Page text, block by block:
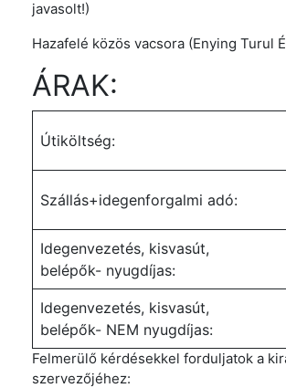
javasolt!)
Hazafelé közös vacsora (Enying Turul
ÁRAK:
Útiköltség:
Szállás+idegenforgalmi adó:
Idegenvezetés, kisvasút,
belépők- nyugdíjas:
Idegenvezetés, kisvasút,
belépők- NEM nyugdíjas:
Felmerülő kérdésekkel forduljatok a
szervezőjéhez: